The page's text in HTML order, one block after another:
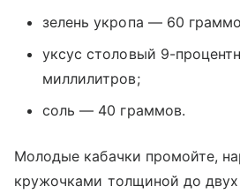
зелень укропа — 60
уксус столовый 9-
миллилитров;
соль — 40 граммов.
Молодые кабачки промойте,
кружочками толщиной до